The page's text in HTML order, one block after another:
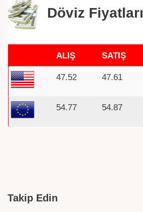
Döviz Fiyatları
ALIŞ SATIŞ
47.52 47.61
54.77 54.87
Takip Edin